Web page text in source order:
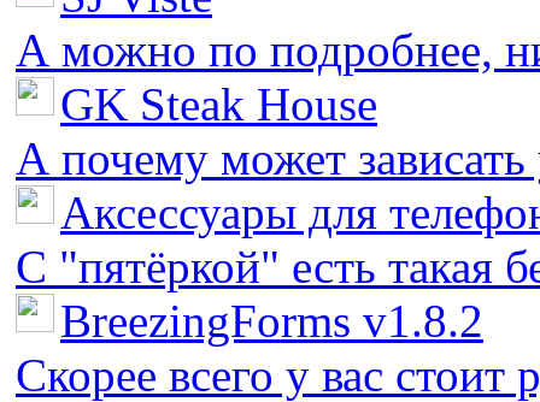
А можно по подробнее,
GK Steak House
А почему может зависать
Аксессуары для
С "пятёркой" есть такая
BreezingForms v1.8.2
Скорее всего у вас стоит